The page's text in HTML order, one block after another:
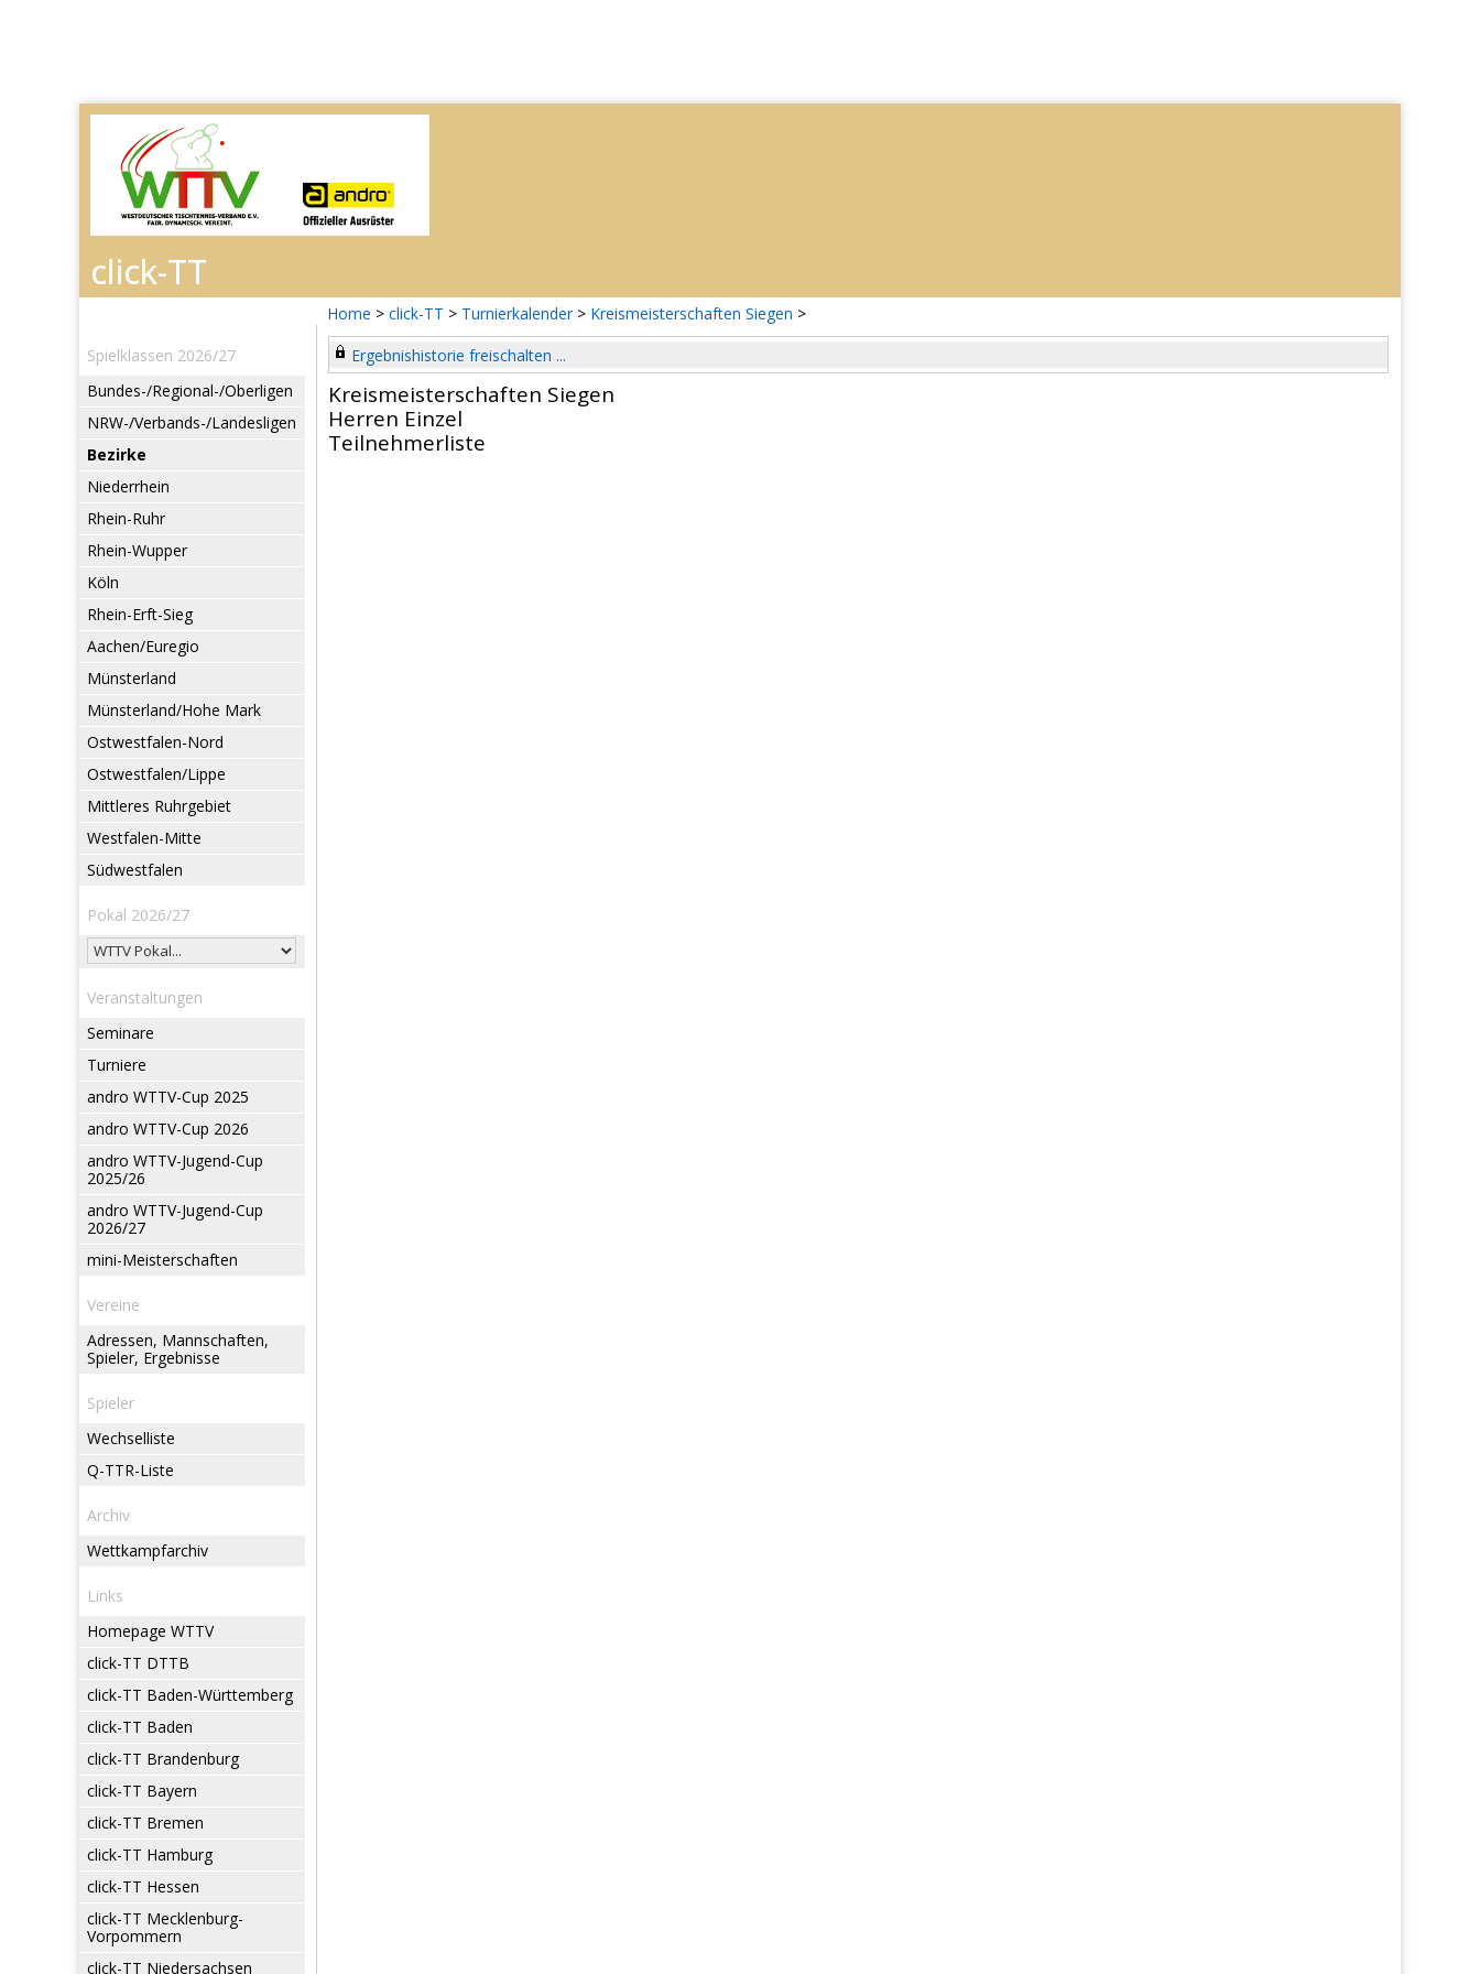
Home > click-TT > Turnierkalender > Kreismeisterschaften Siegen >
Spielklassen 2026/27
Bundes-/Regional-/Oberligen
NRW-/Verbands-/Landesligen
Bezirke
Niederrhein
Rhein-Ruhr
Rhein-Wupper
Köln
Rhein-Erft-Sieg
Aachen/Euregio
Münsterland
Münsterland/Hohe Mark
Ostwestfalen-Nord
Ostwestfalen/Lippe
Mittleres Ruhrgebiet
Westfalen-Mitte
Südwestfalen
Pokal 2026/27
Veranstaltungen
Seminare
Turniere
andro WTTV-Cup 2025
andro WTTV-Cup 2026
andro WTTV-Jugend-Cup
2025/26
andro WTTV-Jugend-Cup
2026/27
mini-Meisterschaften
Vereine
Adressen, Mannschaften,
Spieler, Ergebnisse
Spieler
Wechselliste
Q-TTR-Liste
Archiv
Wettkampfarchiv
Links
Homepage WTTV
click-TT DTTB
click-TT Baden-Württemberg
click-TT Baden
click-TT Brandenburg
click-TT Bayern
click-TT Bremen
click-TT Hamburg
click-TT Hessen
click-TT Mecklenburg-
Vorpommern
click-TT Niedersachsen
Ergebnishistorie freischalten ...
Kreismeisterschaften Siegen
Herren Einzel
Teilnehmerliste